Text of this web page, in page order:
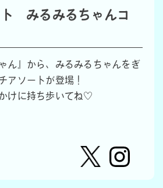
みるみるちゃんコ
ん』から、みるみるちゃんをぎ
アソートが登場！
けに持ち歩いてね♡